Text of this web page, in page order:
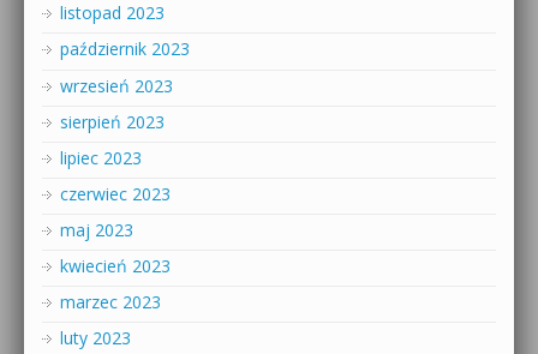
listopad 2023
październik 2023
wrzesień 2023
sierpień 2023
lipiec 2023
czerwiec 2023
maj 2023
kwiecień 2023
marzec 2023
luty 2023